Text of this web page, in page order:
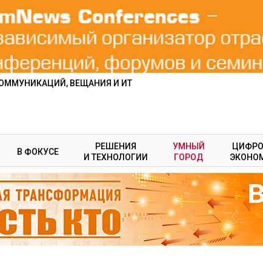
ВЕЩАНИЯ И ИТ
В ФОКУСЕ
РЕШЕНИЯ
И ТЕХНОЛОГИИ
УМНЫЙ
ГОРОД